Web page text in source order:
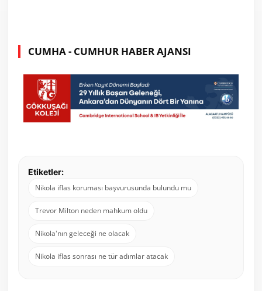
CUMHA - CUMHUR HABER AJANSI
Etiketler:
Nikola iflas koruması başvurusunda bulundu mu
Trevor Milton neden mahkum oldu
Nikola'nın geleceği ne olacak
Nikola iflas sonrası ne tür adımlar atacak